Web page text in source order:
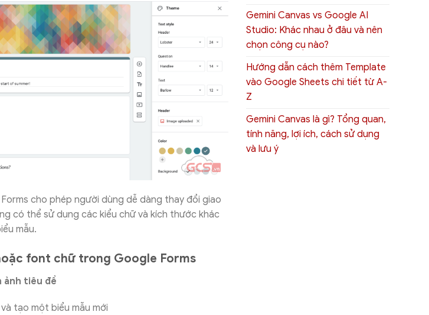
cho phép người dùng dễ dàng thay đổi giao
có thể sử dụng các kiểu chữ và kích thước khác
mẫu.
font chữ trong Google Forms
ảnh tiêu đề
tạo một biểu mẫu mới
Gemini Canvas vs Google AI
Studio: Khác nhau ở đâu và nên
chọn công cụ nào?
Hướng dẫn cách thêm Template
vào Google Sheets chi tiết từ A-
Z
Gemini Canvas là gì? Tổng quan,
tính năng, lợi ích, cách sử dụng
và lưu ý